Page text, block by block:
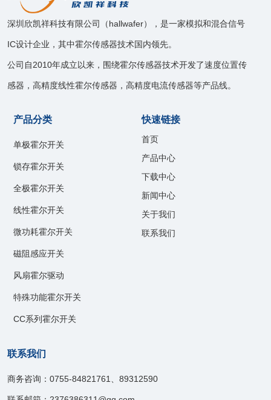
深圳欣凯祥科技有限公司（hallwafer），是一家模拟和混合信号
IC设计企业，其中霍尔传感器技术国内领先。
公司自2010年成立以来，围绕霍尔传感器技术开发了速度位置传
感器，高精度线性霍尔传感器，高精度电流传感器等产品线。
产品分类
单极霍尔开关
锁存霍尔开关
全极霍尔开关
线性霍尔开关
微功耗霍尔开关
磁阻感应开关
风扇霍尔驱动
特殊功能霍尔开关
CC系列霍尔开关
快速链接
首页
产品中心
下载中心
新闻中心
关于我们
联系我们
联系我们
商务咨询：0755-84821761、89312590